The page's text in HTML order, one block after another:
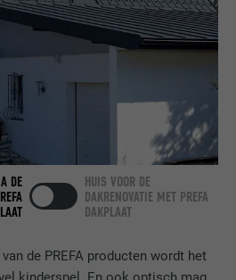
de PREFA producten wordt het
DE
HUIS VOOR DE
DAKRENOVATIE MET PREFA
DAKPLAAT
voor het volgen van het gebruik
diensten.